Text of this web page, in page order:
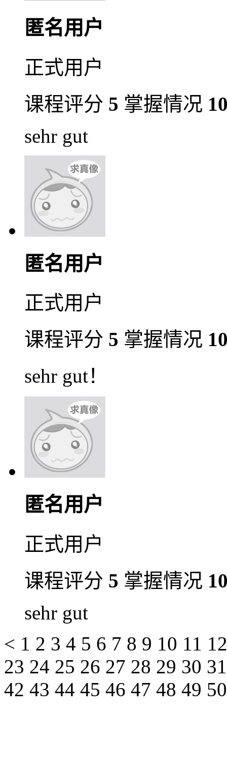
匿名用户
正式用户
课程评分 5 掌握情况
sehr gut
匿名用户
正式用户
课程评分 5 掌握情况
sehr gut！
匿名用户
正式用户
课程评分 5 掌握情况
sehr gut
< 1 2 3 4 5 6 7 8 9 10 11
23 24 25 26 27 28 29 30
42 43 44 45 46 47 48 49